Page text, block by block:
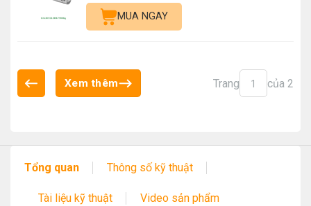
MUA NGAY
Xem thêm Trang 1 của 2
Tổng quan Thông số kỹ thuật
Tài liệu kỹ thuật Video sản phẩm